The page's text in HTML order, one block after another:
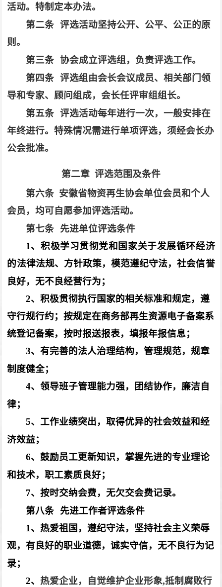
活动。特制定本办法。
第二条 评选活动坚持公开、公平、公正的原
则。
第三条 协会成立评选组，负责评选工作。
第四条 评选组由会长会议成员、相关部门领
导和专家、顾问组成，会长任评审组组长。
第五条 评选活动每年进行一次，一般安排在
年终进行。特殊情况需进行单项评选，须经会长办
公会批准。
第二章 评选范围及条件
第六条 安徽省物资再生协会单位会员和个人
会员，均可自愿参加评选活动。
第七条
先进单位评选条件
1、 积极学习贯彻党和国家关于发展循环经济
的法律法规、方针政策，模范遵纪守法，社会信誉
良好，无不良经营行为；
2、积极贯彻执行国家的相关标准和规定，遵
守行规行约；按规定在商务部再生资源电子备案系
统登记备案，按时报送报表，填报年报信息；
3、有完善的法人治理结构，管理规范，规章
制度健全；
4、领导班子管理能力强，团结协作，廉洁自
律；
5、工作业绩突出，取得优异的社会效益和经
济效益；
6、鼓励员工更新知识，掌握先进的专业理论
和技术，职工素质良好；
7、按时交纳会费，无欠交会费记录。
第八条
先进工作者评选条件
1、热爱祖国，遵纪守法，坚持社会主义荣辱
观，有良好的职业道德，诚实守信，无不良行为记
录；
2、 热爱企业，自觉维护企业形象,抵制腐败行